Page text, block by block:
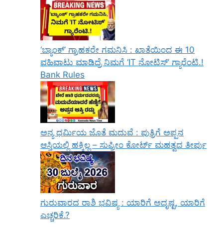
‘ಬ್ಯಾಂಕ್’ ಗ್ರಾಹಕರೇ ಗಮನಿಸಿ : ಖಾತೆಯಿಂದ ಈ 10
ವಹಿವಾಟು ಮಾಡಿದ್ರೆ ನಿಮಗೆ ‘IT ನೋಟಿಸ್’ ಗ್ಯಾರೆಂಟಿ.!
Bank Rules
ಅನ್ಯ ಧರ್ಮಿಯ ಜೊತೆ ಮದುವೆ : ಪುತ್ರಿಗೆ ಅಪ್ಪನ
ಆಸ್ತಿಯಲ್ಲಿ ಹಕ್ಕಿಲ್ಲ – ಸುಪ್ರೀಂ ಕೋರ್ಟ್ ಮಹತ್ವದ ತೀರ್ಪು
ಗುರುವಾರದ ರಾಶಿ ಭವಿಷ್ಯ : ಯಾರಿಗೆ ಅದೃಷ್ಟ, ಯಾರಿಗೆ
ಎಚ್ಚರಿಕೆ.?